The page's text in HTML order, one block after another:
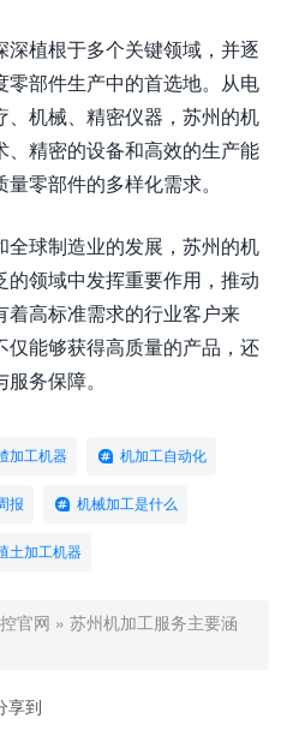
深植根于多个关键领域，并逐
零部件生产中的首选地。从电
机械、精密仪器，苏州的机
、精密的设备和高效的生产能
零部件的多样化需求。
球制造业的发展，苏州的机
的领域中发挥重要作用，推动
着高标准需求的行业客户来
仅能够获得高质量的产品，还
务保障。
加工机器 机加工自动化
报 机械加工是什么
土加工机器
官网 » 苏州机加工服务主要涵
享到